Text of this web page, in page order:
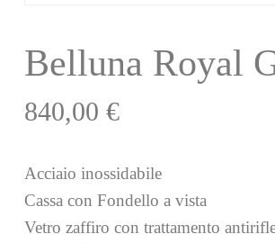
Belluna Royal
840,00 €
Acciaio inossidabile
Cassa con Fondello a vista
Vetro zaffiro con trattamento